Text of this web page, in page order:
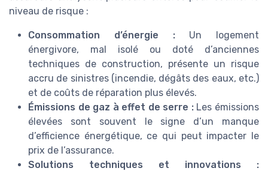
niveau de risque :
Consommation d’énergie :Un logement
énergivore, mal isolé ou doté d’anciennes
techniques de construction, présente un risque
accru de sinistres (incendie, dégâts des eaux, etc.)
et de coûts de réparation plus élevés.
Émissions de gaz à effet de serre :Les émissions
élevées sont souvent le signe d’un manque
d’efficience énergétique, ce qui peut impacter le
prix de l’assurance.
Solutions techniques et innovations :